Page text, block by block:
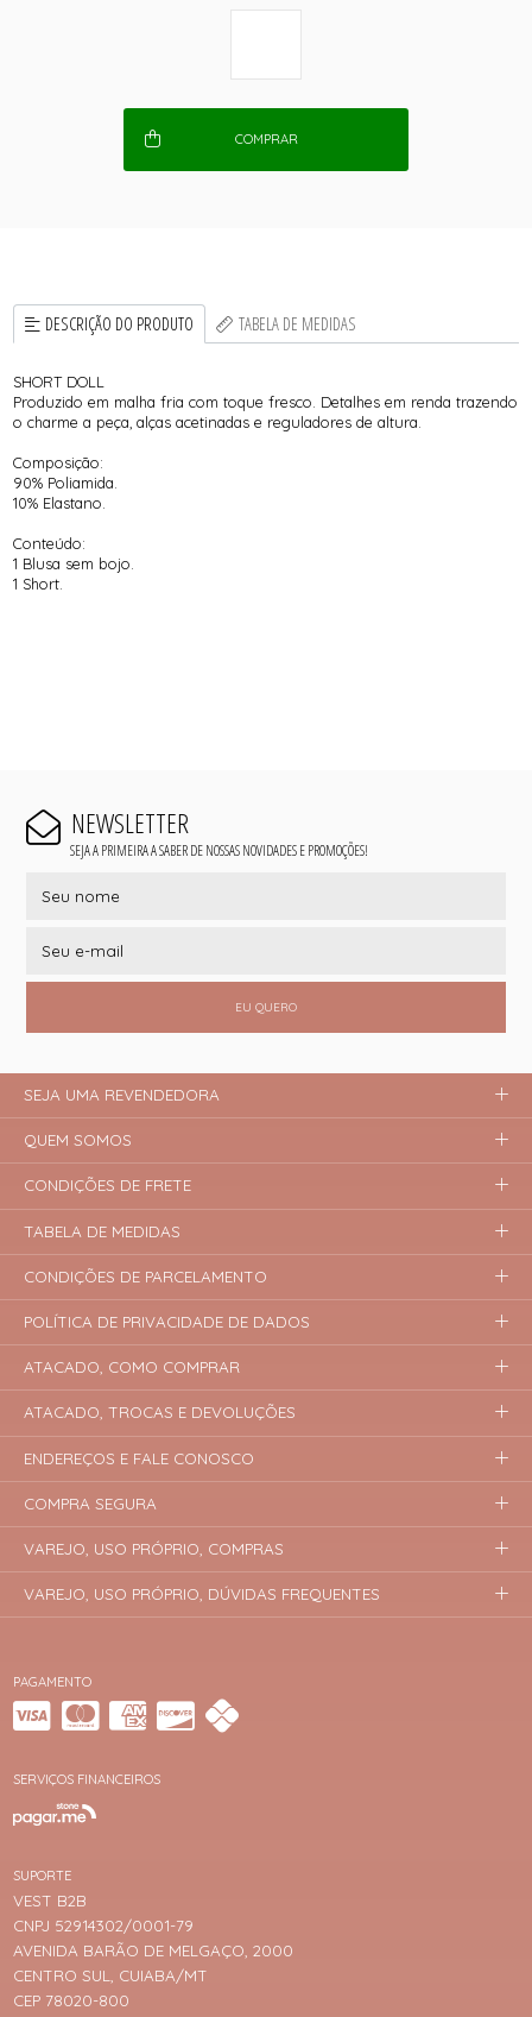
COMPRAR
DESCRIÇÃO DO PRODUTO TABELA DE MEDIDAS
SHORT DOLL
Produzido em malha fria com toque fresco. Detalhes em renda trazendo
o charme a peça, alças acetinadas e reguladores de altura.
Composição:
90% Poliamida.
10% Elastano.
Conteúdo:
1 Blusa sem bojo.
1 Short.
NEWSLETTER
SEJA A PRIMEIRA A SABER DE NOSSAS NOVIDADES E PROMOÇÕES!
EU QUERO
PAGAMENTO
SERVIÇOS FINANCEIROS
SUPORTE
VEST B2B
CNPJ 52914302/0001-79
AVENIDA BARÃO DE MELGAÇO, 2000
CENTRO SUL, CUIABA/MT
CEP 78020-800
SEJA UMA REVENDEDORA
QUEM SOMOS
CONDIÇÕES DE FRETE
TABELA DE MEDIDAS
CONDIÇÕES DE PARCELAMENTO
POLÍTICA DE PRIVACIDADE DE DADOS
ATACADO, COMO COMPRAR
ATACADO, TROCAS E DEVOLUÇÕES
ENDEREÇOS E FALE CONOSCO
COMPRA SEGURA
VAREJO, USO PRÓPRIO, COMPRAS
VAREJO, USO PRÓPRIO, DÚVIDAS FREQUENTES